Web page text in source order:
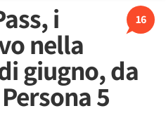
16
i
nella
giugno, da
5